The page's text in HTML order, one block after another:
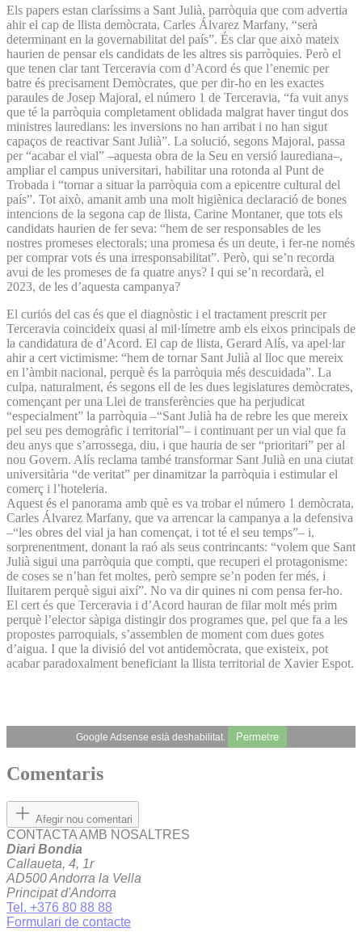
Els papers estan claríssims a Sant Julià, parròquia que com advertia
ahir el cap de llista demòcrata, Carles Álvarez Marfany, “serà
determinant en la governabilitat del país”. És clar que això mateix
haurien de pensar els candidats de les altres sis parròquies. Però el
que tenen clar tant Terceravia com d’Acord és que l’enemic per
batre és precisament Demòcrates, que per dir-ho en les exactes
paraules de Josep Majoral, el número 1 de Terceravia, “fa vuit anys
que té la parròquia completament oblidada malgrat haver tingut dos
ministres lauredians: les inversions no han arribat i no han sigut
capaços de reactivar Sant Julià”. La solució, segons Majoral, passa
per “acabar el vial” –aquesta obra de la Seu en versió laurediana–,
ampliar el campus universitari, habilitar una rotonda al Punt de
Trobada i “tornar a situar la parròquia com a epicentre cultural del
país”. Tot això, amanit amb una molt higiènica declaració de bones
intencions de la segona cap de llista, Carine Montaner, que tots els
candidats haurien de fer seva: “hem de ser responsables de les
nostres promeses electorals; una promesa és un deute, i fer-ne només
per comprar vots és una irresponsabilitat”. Però, qui se’n recorda
avui de les promeses de fa quatre anys? I qui se’n recordarà, el
2023, de les d’aquesta campanya?
El curiós del cas és que el diagnòstic i el tractament prescrit per
Terceravia coincideix quasi al mil·límetre amb els eixos principals de
la candidatura de d’Acord. El cap de llista, Gerard Alís, va apel·lar
ahir a cert victimisme: “hem de tornar Sant Julià al lloc que mereix
en l’àmbit nacional, perquè és la parròquia més descuidada”. La
culpa, naturalment, és segons ell de les dues legislatures demòcrates,
començant per una Llei de transferències que ha perjudicat
“especialment” la parròquia –“Sant Julià ha de rebre les que mereix
pel seu pes demogràfic i territorial”– i continuant per un vial que fa
deu anys que s’arrossega, diu, i que hauria de ser “prioritari” per al
nou Govern. Alís reclama també transformar Sant Julià en una ciutat
universitària “de veritat” per dinamitzar la parròquia i estimular el
comerç i l’hoteleria.
Aquest és el panorama amb què es va trobar el número 1 demòcrata,
Carles Álvarez Marfany, que va arrencar la campanya a la defensiva
–“les obres del vial ja han començat, i tot té el seu temps”– i,
sorprenentment, donant la raó als seus contrincants: “volem que Sant
Julià sigui una parròquia que compti, que recuperi el protagonisme:
de coses se n’han fet moltes, però sempre se’n poden fer més, i
lluitarem perquè sigui així”. No va dir quines ni com pensa fer-ho.
El cert és que Terceravia i d’Acord hauran de filar molt més prim
perquè l’elector sàpiga distingir dos programes que, pel que fa a les
propostes parroquials, s’assemblen de moment com dues gotes
d’aigua. I que la divisió del vot antidemòcrata, que existeix, pot
acabar paradoxalment beneficiant la llista territorial de Xavier Espot.
Google Adsense està deshabilitat. Permetre
Comentaris
Afegir nou comentari
CONTACTA AMB NOSALTRES
Diari Bondia
Callaueta, 4, 1r
AD500 Andorra la Vella
Principat d'Andorra
Tel. +376 80 88 88
Formulari de contacte